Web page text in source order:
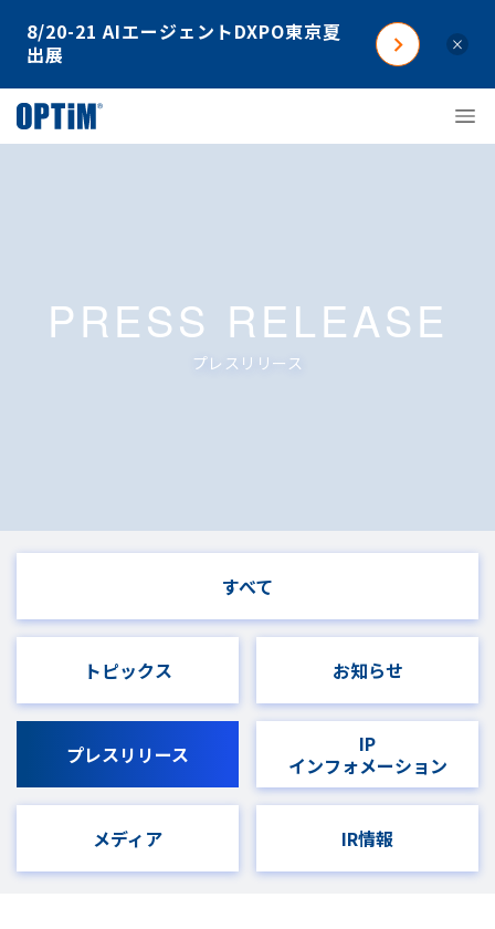
8/20-21 AIエージェントDXPO東京夏
出展
×
PRESS RELEASE
プレスリリース
すべて
トピックス お知らせ
プレスリリース
IP
インフォメーション
メディア IR情報